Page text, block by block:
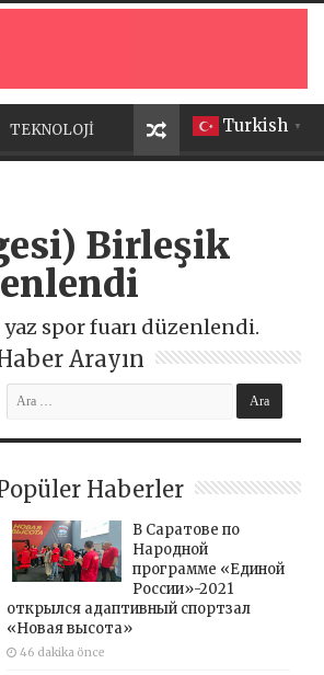
Turkish ▼
TEKNOLOJİ
Birleşik
spor fuarı düzenlendi.
Arayın
Haberler
В Саратове по
Народной
программе «Единой
России»-2021
открылся адаптивный спортзал
«Новая высота»
46 dakika önce